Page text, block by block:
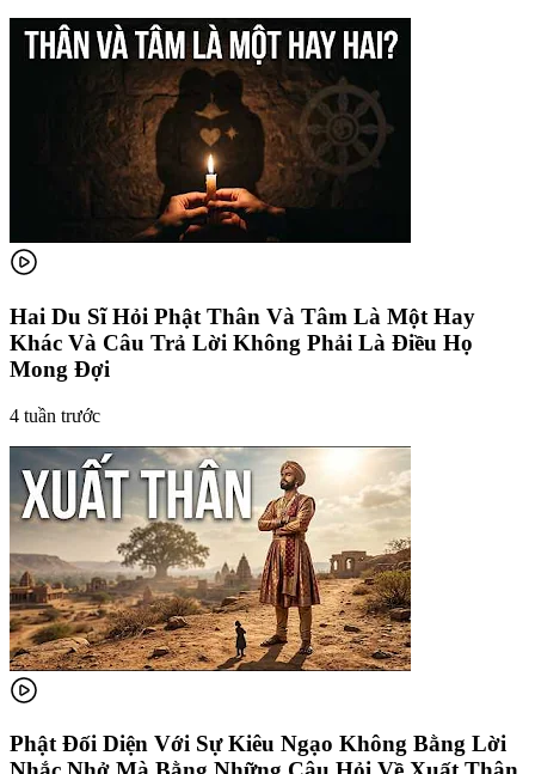
Hai Du Sĩ Hỏi Phật Thân Và Tâm Là Một Hay
Khác Và Câu Trả Lời Không Phải Là Điều Họ
Mong Đợi
4 tuần trước
Phật Đối Diện Với Sự Kiêu Ngạo Không Bằng Lời